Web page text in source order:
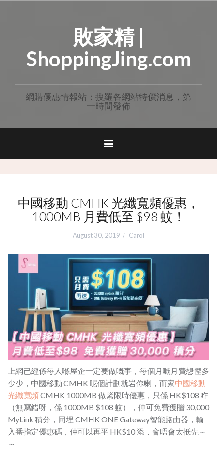
敗家精 |
ShoppingJing.com
網購優惠情報站：搜羅各網站特價消息，第
一時間發佈
中國移動 CMHK 光纖寬頻優惠，
1000MB 月費低至 $98 蚊！
August 30, 2019 Carol
上網已經係每人喺屋企一定要做嘅事，每個月嘅月費想慳多
少少，中國移動 CMHK 呢個計劃就岩你喇，而家中國移動
光纖寬頻CMHK 1000MB 做緊限時優惠，只係 HK$108 咋
（無寫錯呀，係 1000MB $108 蚊），仲可免費獲贈 30,000
MyLink 積分，同埋 CMHK ONE Gateway智能路由器，輸
入番指定優惠碼，仲可以再平 HK$10 添，會唔會太抵先～
～